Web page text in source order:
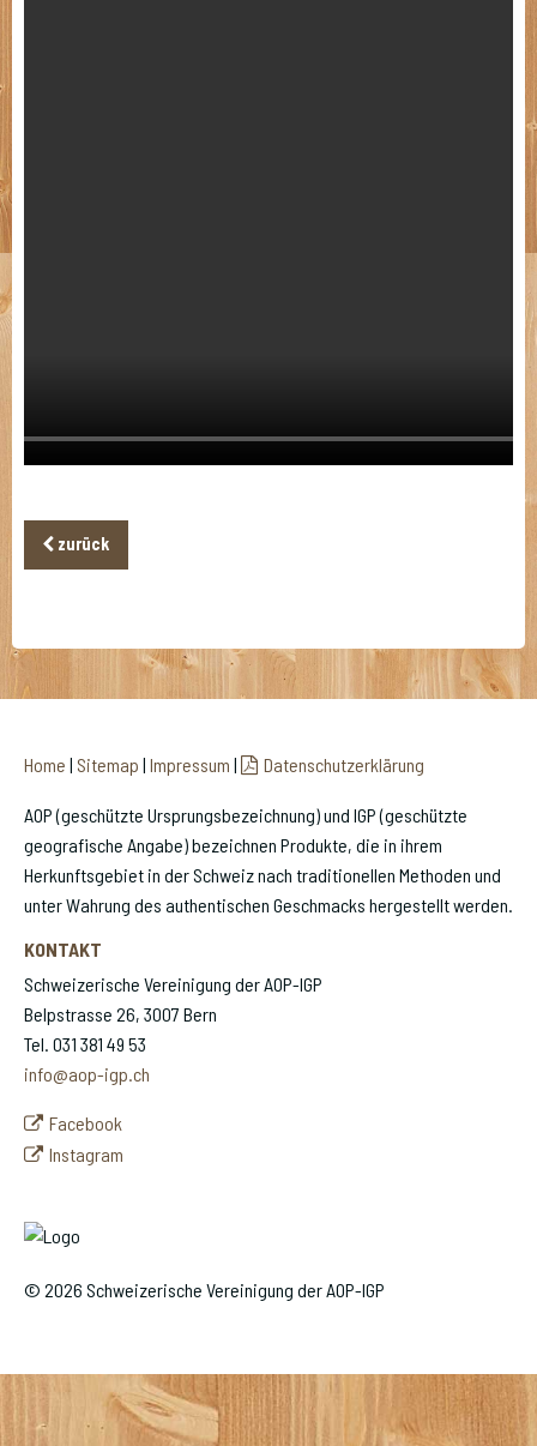
zurück
Home | Sitemap | Impressum | Datenschutzerklärung
AOP (geschützte Ursprungsbezeichnung) und IGP (geschützte
geografische Angabe) bezeichnen Produkte, die in ihrem
Herkunftsgebiet in der Schweiz nach traditionellen Methoden und
unter Wahrung des authentischen Geschmacks hergestellt werden.
KONTAKT
Schweizerische Vereinigung der AOP-IGP
Belpstrasse 26, 3007 Bern
Tel. 031 381 49 53
info@aop-igp.ch
Facebook
Instagram
© 2026 Schweizerische Vereinigung der AOP-IGP